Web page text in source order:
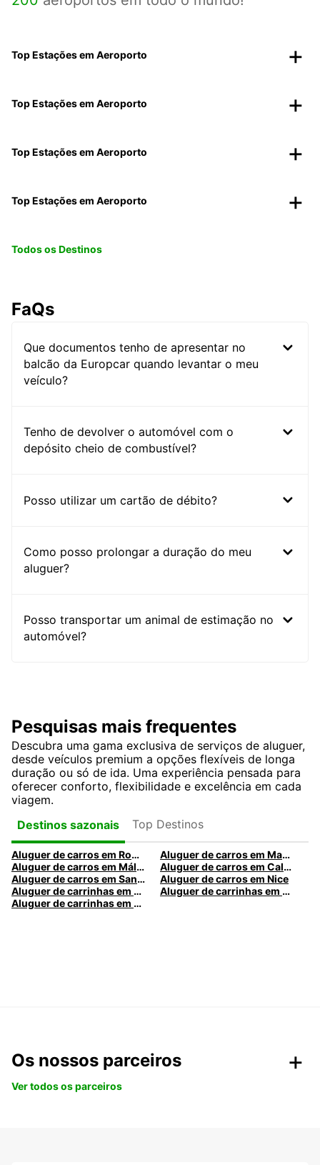
Top Estações em Aeroporto
Top Estações em Aeroporto
Top Estações em Aeroporto
Top Estações em Aeroporto
Todos os Destinos
FaQs
Que documentos tenho de apresentar no
balcão da Europcar quando levantar o meu
veículo?
Tenho de devolver o automóvel com o
depósito cheio de combustível?
Posso utilizar um cartão de débito?
Como posso prolongar a duração do meu
aluguer?
Posso transportar um animal de estimação no
automóvel?
Pesquisas mais frequentes
Descubra uma gama exclusiva de serviços de aluguer,
desde veículos premium a opções flexíveis de longa
duração ou só de ida. Uma experiência pensada para
oferecer conforto, flexibilidade e excelência em cada
viagem.
Destinos sazonais
Top Destinos
Aluguer de carros em Roma
Aluguer de carros em Madrid
Aluguer de carros em Málaga
Aluguer de carros em Caldas da Rainha
Aluguer de carros em Santa Maria da Feira
Aluguer de carros em Nice
Aluguer de carrinhas em Nice
Aluguer de carrinhas em Santa Maria da Feira
Aluguer de carrinhas em Caldas da Rainha
Os nossos parceiros
Ver todos os parceiros